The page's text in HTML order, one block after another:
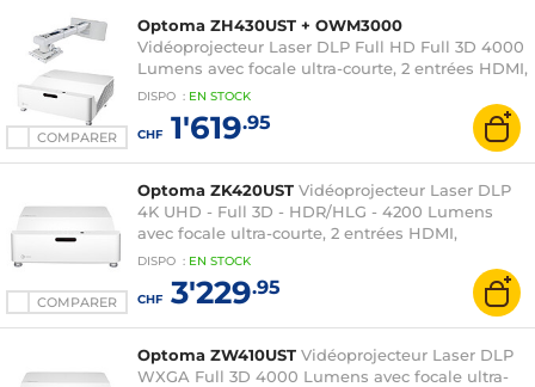
COMPARER
Optoma ZH430UST + OWM3000
Vidéoprojecteur Laser DLP Full HD Full 3D 4000
Lumens avec focale ultra-courte, 2 entrées HDMI,
Ethernet et haut-parleur intégré + Support mural
DISPO : EN STOCK
CHF1'619.95
COMPARER
Optoma ZK420UST Vidéoprojecteur Laser DLP
4K UHD - Full 3D - HDR/HLG - 4200 Lumens
avec focale ultra-courte, 2 entrées HDMI,
Ethernet et haut-parleur intégré 15 W
DISPO : EN STOCK
CHF3'229.95
Optoma ZW410UST Vidéoprojecteur Laser DLP
WXGA Full 3D 4000 Lumens avec focale ultra-